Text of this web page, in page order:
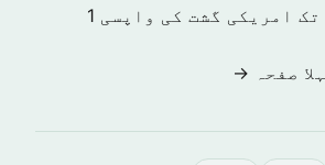
امریکی گشت کی واپسی 1
صفحہ →